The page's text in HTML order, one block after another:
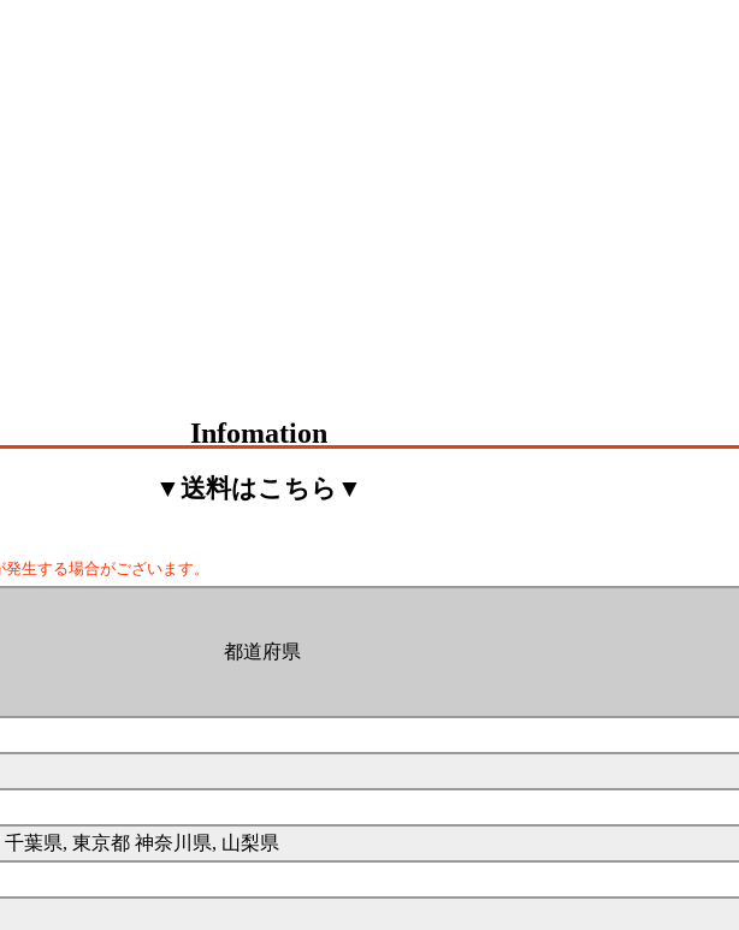
Infomation
▼送料はこちら▼
生する場合がございます。
都道府県
葉県, 東京都 神奈川県, 山梨県